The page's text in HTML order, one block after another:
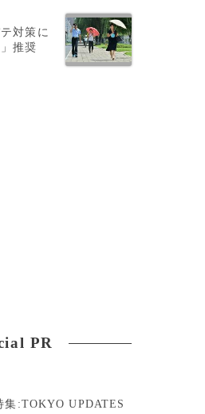
対策に
推奨
PR
集:TOKYO UPDATES